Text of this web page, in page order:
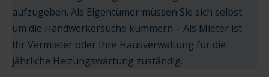
aufzugeben. Als Eigentümer müssen Sie sich selbst
um die Handwerkersuche kümmern – Als Mieter ist
Ihr Vermieter oder Ihre Hausverwaltung für die
jährliche Heizungswartung zuständig.